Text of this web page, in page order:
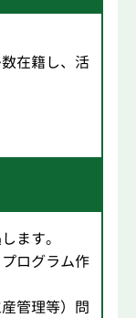
在籍し、活
ます。
ログラム作
管理等）問